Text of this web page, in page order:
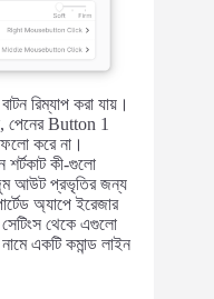
রিম্যাপ করা যায়।
পেনের Button 1
করে না।
শর্টকাট কী-গুলো
আউট প্রভৃতির জন্য
অ্যাপে ইরেজার
থেকে এগুলো
একটি কমান্ড লাইন